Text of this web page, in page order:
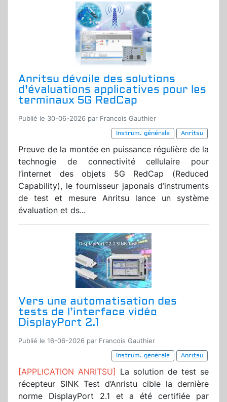
Anritsu dévoile des solutions
d'évaluations applicatives pour les
terminaux 5G RedCap
Publié le 30-06-2026 par Francois Gauthier
Instrum. générale
Anritsu
Preuve de la montée en puissance régulière de la
technogie de connectivité cellulaire pour
l’internet des objets 5G RedCap (Reduced
Capability), le fournisseur japonais d’instruments
de test et mesure Anritsu lance un système
évaluation et ds...
Vers une automatisation des
tests de l’interface vidéo
DisplayPort 2.1
Publié le 16-06-2026 par Francois Gauthier
Instrum. générale
Anritsu
[APPLICATION ANRITSU] La solution de test se
récepteur SINK Test d’Anristu cible la dernière
norme DisplayPort 2.1 et a été certifiée par